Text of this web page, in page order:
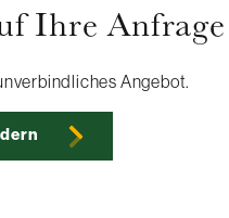
Ihre Anfrage
Angebot.